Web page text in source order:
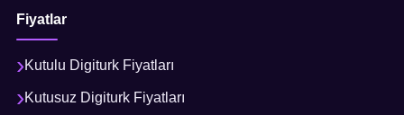
Fiyatlar
Kutulu Digiturk Fiyatları
Kutusuz Digiturk Fiyatları